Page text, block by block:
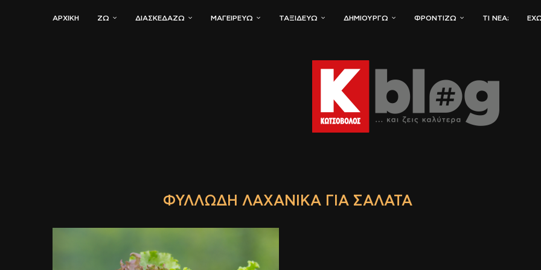
ΑΡΧΙΚΗ ΖΏ ΔΙΑΣΚΕΔΆΖΩ ΜΑΓΕΙΡΕΎΩ ΤΑΞΙΔΕΎΩ ΔΗΜΙΟΥΡΓΏ ΦΡΟΝΤΊΖΩ ΤΙ ΝΈΑ;
ΦΥΛΛΏΔΗ ΛΑΧΑΝΙΚΆ ΓΙΑ ΣΑΛΆΤΑ